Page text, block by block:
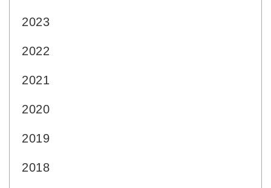
2023
2022
2021
2020
2019
2018